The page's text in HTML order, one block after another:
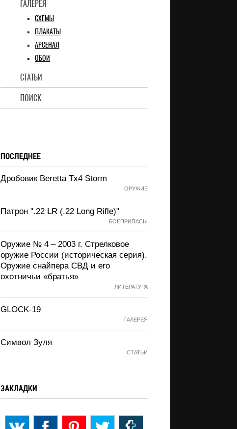
ГАЛЕРЕЯ
СХЕМЫ
ПЛАКАТЫ
АРСЕНАЛ
ОБОИ
СТАТЬИ
ПОИСК
ПОСЛЕДНЕЕ
Дробовик Beretta Tx4 Storm
ОРУЖИЕ
Патрон ".22 LR (.22 Long Rifle)"
БОЕПРИПАСЫ
Оружие № 4 – 2003 г. Стрелковое
оружие России (историческая серия).
Оружие снайпера СВД и его
охотничьи «братья»
ЛИТЕРАТУРА
GLOCK-19
ГАЛЕРЕЯ
Символ Зуля
СТАТЬИ
ЗАКЛАДКИ